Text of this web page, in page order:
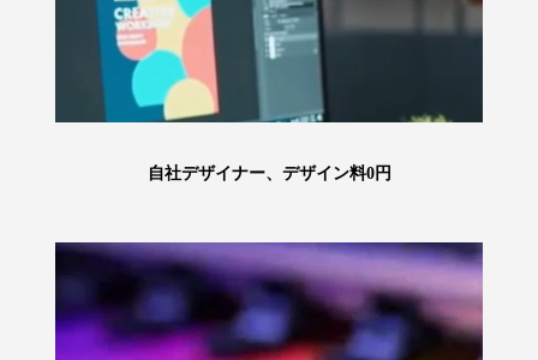
自社デザイナー、デザイン料0円